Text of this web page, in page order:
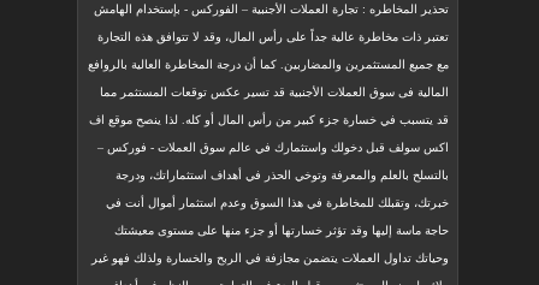
تحذير المخاطره : تجارة العملات الأجنبية – الفوركس - بإستخدام الهامش
تعتبر ذات مخاطرة عالية جداً على رأس المال، وقد لا تتوافق هذه التجارة
مع جميع المستثمرين والمضاربين. كما أن درجة المخاطرة العالية بالروافع
المالية فى سوق العملات الأجنبية قد تسير عكس توقعات المستثمر مما
قد يتسبب في خسارة جزء كبير من رأس المال أو كله. لذا ينصح موقع اف
اكس سولف قبل دخولك واستثمارك في عالم سوق العملات - فوركس –
بالتسلح بالعلم والمعرفة وتوخي الحذر في أهداف استثماراتك، ودرجة
خبرتك، وتقبلك للمخاطرة في هذا السوق وعدم استثمار أموال أنت في
حاجة ماسة إليها وقد تؤثر خسارتها أو جزء منها على مستوى معيشتك
وحياتك تداول العملات يتضمن مجازفة في الربح والخسارة ولذلك فهو غير